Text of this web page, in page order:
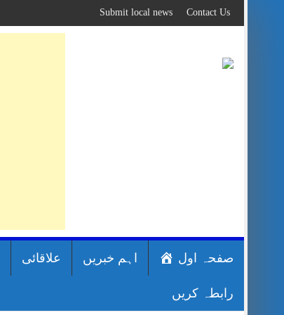
to
content
Contact Us
Submit local news
صفحہ اول اہم خبریں علاقائی
رابطہ کریں